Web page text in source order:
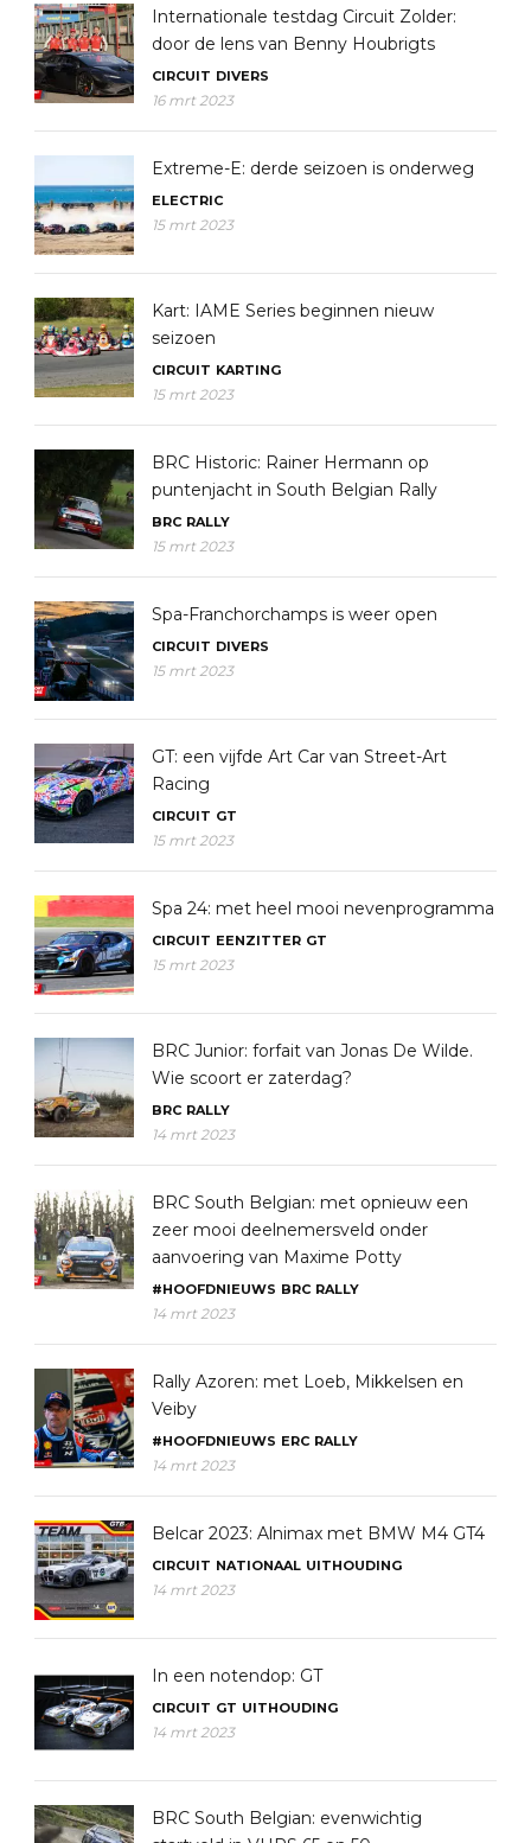
Internationale testdag Circuit Zolder:
door de lens van Benny Houbrigts
CIRCUIT DIVERS
16 mrt 2023
Extreme-E: derde seizoen is onderweg
ELECTRIC
15 mrt 2023
Kart: IAME Series beginnen nieuw
seizoen
CIRCUIT KARTING
15 mrt 2023
BRC Historic: Rainer Hermann op
puntenjacht in South Belgian Rally
BRC RALLY
15 mrt 2023
Spa-Franchorchamps is weer open
CIRCUIT DIVERS
15 mrt 2023
GT: een vijfde Art Car van Street-Art
Racing
CIRCUIT GT
15 mrt 2023
Spa 24: met heel mooi nevenprogramma
CIRCUIT EENZITTER GT
15 mrt 2023
BRC Junior: forfait van Jonas De Wilde.
Wie scoort er zaterdag?
BRC RALLY
14 mrt 2023
BRC South Belgian: met opnieuw een
zeer mooi deelnemersveld onder
aanvoering van Maxime Potty
#HOOFDNIEUWS BRC RALLY
14 mrt 2023
Rally Azoren: met Loeb, Mikkelsen en
Veiby
#HOOFDNIEUWS ERC RALLY
14 mrt 2023
Belcar 2023: Alnimax met BMW M4 GT4
CIRCUIT NATIONAAL UITHOUDING
14 mrt 2023
In een notendop: GT
CIRCUIT GT UITHOUDING
14 mrt 2023
BRC South Belgian: evenwichtig